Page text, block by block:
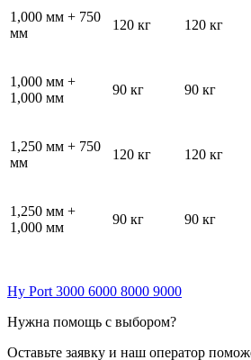
1,000 мм + 750
мм
120 кг 120 кг
1,000 мм +
1,000 мм
90 кг 90 кг
1,250 мм + 750
мм
120 кг 120 кг
1,250 мм +
1,000 мм
90 кг 90 кг
Hy Port 3000 6000 8000 9000
Нужна помощь с выбором?
Оставьте заявку и наш оператор